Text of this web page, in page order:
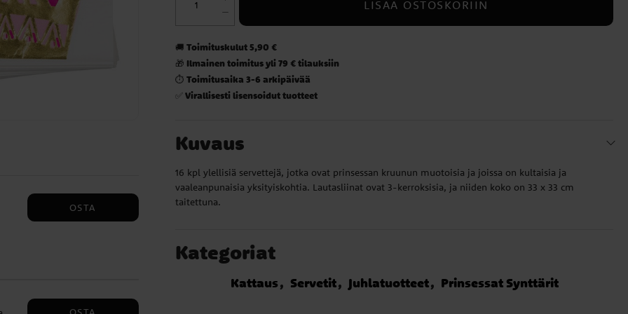
OSTA
LISÄÄ OSTOSKORIIN
🚚Toimituskulut 5,90 €
🎁 Ilmainen toimitus yli 79 € tilauksiin
⏱️Toimitusaika 3-6 arkipäivää
✅Virallisesti lisensoidut tuotteet
Kuvaus
16 kpl ylellisiä servettejä, jotka ovat prinsessan kruunun muotoisia ja joissa on kultaisia ja
vaaleanpunaisia yksityiskohtia. Lautasliinat ovat 3-kerroksisia, ja niiden koko on 33 x 33 cm
taitettuna.
Kategoriat
Kattaus Servetit Juhlatuotteet Prinsessat Synttärit